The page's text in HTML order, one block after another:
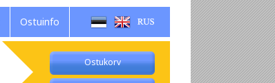
Ostuinfo
Ostukorv